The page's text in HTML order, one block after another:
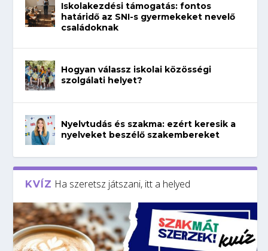
Iskolakezdési támogatás: fontos
határidő az SNI-s gyermekeket nevelő
családoknak
Hogyan válassz iskolai közösségi
szolgálati helyet?
Nyelvtudás és szakma: ezért keresik a
nyelveket beszélő szakembereket
KVÍZ Ha szeretsz játszani, itt a helyed